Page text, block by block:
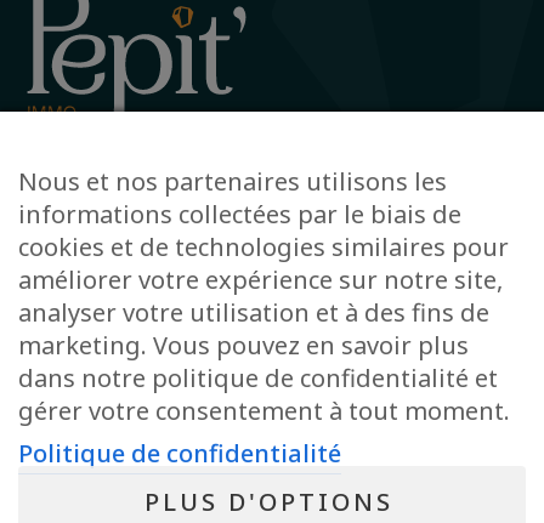
+32 63 78 51 51
info@pepit-immo.be
POLITIQUE DE CONFIDENTIALITÉ
Conseiller immobilier agréé IPI sous le numéro 513.950 en Belgique
N° entreprise : BE-0804.021.122
Instance de contrôle: IPI, rue du Luxembourg 16B, 1000 Bruxelles – Soumis
au code déontologique de l’ IPI
RC professionnelle et cautionnement via AXA Belgium SA – police n°
Nous et nos partenaires utilisons les
informations collectées par le biais de
cookies et de technologies similaires pour
améliorer votre expérience sur notre site,
analyser votre utilisation et à des fins de
marketing. Vous pouvez en savoir plus
dans notre politique de confidentialité et
gérer votre consentement à tout moment.
Politique de confidentialité
PLUS D'OPTIONS